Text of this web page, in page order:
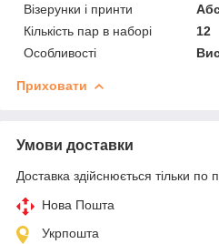
Візерунки і принти
Кількість пар в наборі
12
Особливості
Приховати
Умови доставки
Доставка здійснюється тільки по
Нова Пошта
Укрпошта